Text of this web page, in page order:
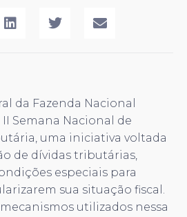
da Fazenda Nacional
Semana Nacional de
uma iniciativa voltada
de dívidas tributárias,
especiais para
sua situação fiscal.
utilizados nessa